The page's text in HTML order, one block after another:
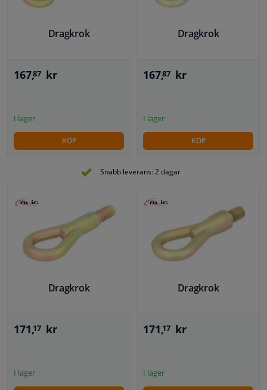
Dragkrok
167,87 kr
I lager
KÖP
Dragkrok
167,87 kr
I lager
KÖP
Snabb leverans: 2 dagar
Dragkrok
171,17 kr
I lager
Dragkrok
171,17 kr
I lager